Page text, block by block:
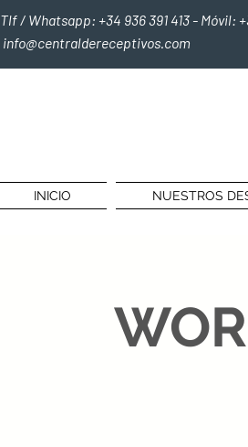
Tlf / Whatsapp: +34 936 391 413 - Móvil:
info@centraldereceptivos.com
INICIO NUESTROS